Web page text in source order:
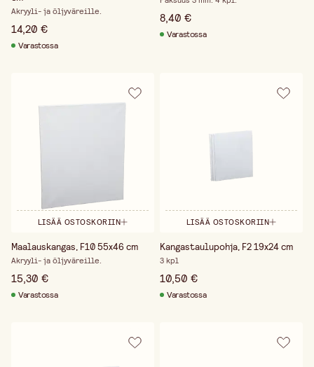
Akryyli- ja öljyväreille.
14,20 €
Varastossa
8,40 €
Varastossa
LISÄÄ OSTOSKORIIN
Maalauskangas, F10 55x46 cm
Akryyli- ja öljyväreille.
15,30 €
Varastossa
LISÄÄ OSTOSKORIIN
Kangastaulupohja, F2 19x24 cm
3 kpl
10,50 €
Varastossa